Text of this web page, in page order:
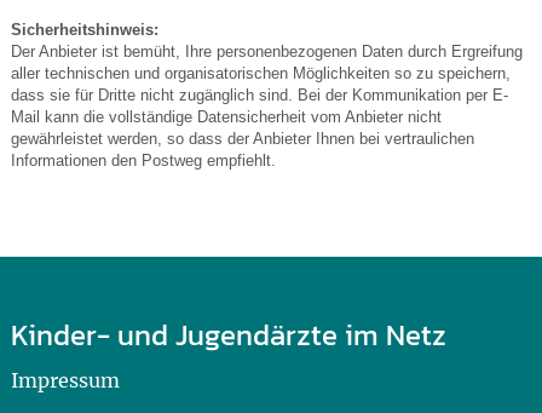
Sicherheitshinweis:
Der Anbieter ist bemüht, Ihre personenbezogenen Daten durch Ergreifung
aller technischen und organisatorischen Möglichkeiten so zu speichern,
dass sie für Dritte nicht zugänglich sind. Bei der Kommunikation per E-
Mail kann die vollständige Datensicherheit vom Anbieter nicht
gewährleistet werden, so dass der Anbieter Ihnen bei vertraulichen
Informationen den Postweg empfiehlt.
Kinder- und Jugendärzte im Netz
Impressum